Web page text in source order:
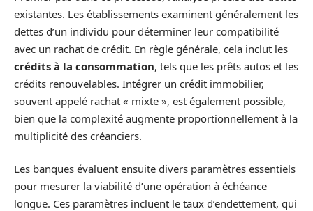
existantes. Les établissements examinent généralement les
dettes d’un individu pour déterminer leur compatibilité
avec un rachat de crédit. En règle générale, cela inclut les
crédits à la consommation, tels que les prêts autos et les
crédits renouvelables. Intégrer un crédit immobilier,
souvent appelé rachat « mixte », est également possible,
bien que la complexité augmente proportionnellement à la
multiplicité des créanciers.
Les banques évaluent ensuite divers paramètres essentiels
pour mesurer la viabilité d’une opération à échéance
longue. Ces paramètres incluent le taux d’endettement, qui